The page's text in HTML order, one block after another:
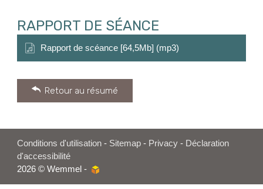
RAPPORT DE SÉANCE
Rapport de scéance [64,5Mb] (mp3)
Retour au résumé
Conditions d'utilisation - Sitemap - Privacy - Déclaration
d'accessibilité
2026 © Wemmel -